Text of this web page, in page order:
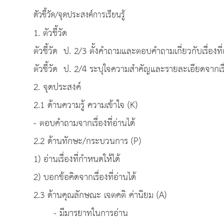
ตัวชี้วัด/จุดประสงค์การเรียนรู้
1. ตัวชี้วัด
ตัวชี้วัด ป. 2/3 ตั้งคำถามและตอบคำถามเกี่ยวกับเรื่อง
ตัวชี้วัด ป. 2/4 ระบุใจความสำคัญและรายละเอียดจาก
2. จุดประสงค์
2.1 ด้านความรู้ ความเข้าใจ (K)
- ตอบคำถามจากเรื่องที่อ่านได้
2.2 ด้านทักษะ/กระบวนการ (P)
1) อ่านเรื่องที่กำหนดให้ได้
2) บอกข้อคิดจากเรื่องที่อ่านได้
2.3 ด้านคุณลักษณะ เจตคติ ค่านิยม (A)
- มีมารยาทในการอ่าน